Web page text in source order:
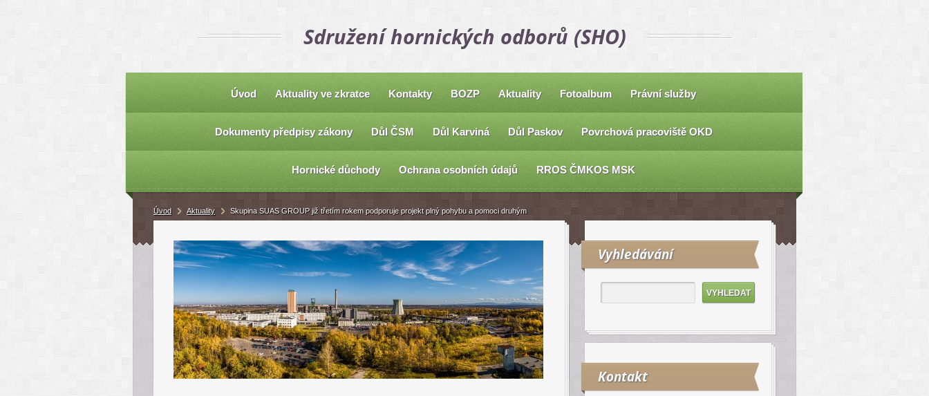
Sdružení hornických odborů (SHO)
Úvod Aktuality ve zkratce Kontakty BOZP Aktuality Fotoalbum Právní služby
Dokumenty předpisy zákony Důl ČSM Důl Karviná Důl Paskov Povrchová pracoviště OKD
Hornické důchody Ochrana osobních údajů RROS ČMKOS MSK
Vyhledávání
Kontakt
Úvod Aktuality Skupina SUAS GROUP již třetím rokem podporuje projekt plný pohybu a pomoci druhým